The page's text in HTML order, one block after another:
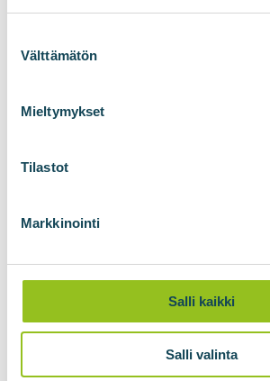
valinta
Välttämätön
Mieltymykset
Tilastot
Markkinointi
Salli kaikki
Salli valinta
Suskystintas biometanas
sunkvežimiams, laivams ir
energijos kiekius dideliais
suskystintas gamtines dujas
Prašyti citatos